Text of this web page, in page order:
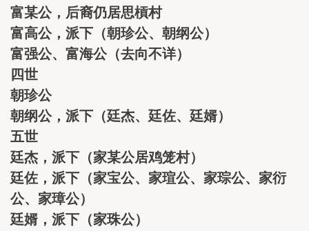
富某公，后裔仍居思槓村
富高公，派下（朝珍公、朝纲公）
富强公、富海公（去向不详）
四世
朝珍公
朝纲公，派下（廷杰、廷佐、廷婿）
五世
廷杰，派下（家某公居鸡笼村）
廷佐，派下（家宝公、家瑄公、家琮公、家衍
公、家璋公）
廷婿，派下（家珠公）